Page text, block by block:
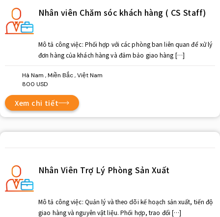
Nhân viên Chăm sóc khách hàng ( CS Staff)
Mô tả công việc: Phối hợp với các phòng ban liên quan để xử lý
đơn hàng của khách hàng và đảm bảo giao hàng […]
Hà Nam , Miền Bắc , Việt Nam
800 USD
Xem chi tiết
Nhân Viên Trợ Lý Phòng Sản Xuất
Mô tả công việc: Quản lý và theo dõi kế hoạch sản xuất, tiến độ
giao hàng và nguyên vật liệu. Phối hợp, trao đổi […]